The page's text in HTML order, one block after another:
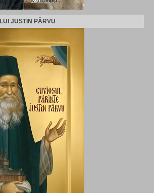
JUSTIN PÂRVU